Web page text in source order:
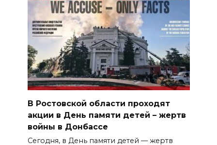
В Ростовской области проходят
акции в День памяти детей – жертв
войны в Донбассе
Сегодня, в День памяти детей — жертв